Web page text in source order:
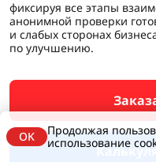
фиксируя все этапы
анонимной проверки
и слабых сторонах
по улучшению.
OK
Продолжая
использование